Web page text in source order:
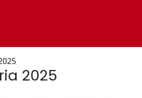
2025